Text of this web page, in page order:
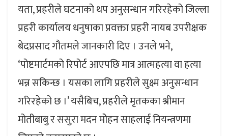
यता, प्रहरीले घटनाको थप अनुसन्धान गरिरहेको जिल्ला
प्रहरी कार्यालय धनुषाका प्रवक्ता प्रहरी नायब उपरीक्षक
बेदप्रसाद गौतमले जानकारी दिए । उनले भने,
‘पोष्टमार्टमको रिपोर्ट आएपछि मात्र आत्महत्या वा हत्या
भन्न सकिन्छ । यसका लागि प्रहरीले सुक्ष्म अनुसन्धान
गरिरहेको छ ।’ यसैबिच, प्रहरीले मृतकका श्रीमान
मोतीबाबु र ससुरा मदन मोेहन साहलाई नियन्त्रणमा